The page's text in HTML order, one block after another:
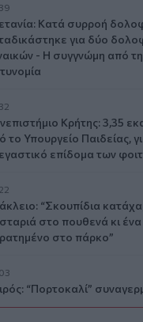
Κατά συρροή
για δύο
- Η συγγνώμη από
Κρήτης: 3,35
το Υπουργείο Παιδείας,
επίδομα των
“Σκουπίδια
στο πουθενά κι ένα
στο πάρκο”
“Πορτοκαλί”
- Ζέστη και πολύ